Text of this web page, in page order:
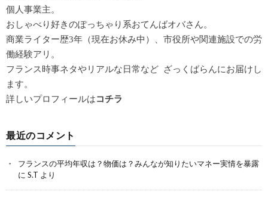
個人事業主。
おしゃべり好きのぽっちゃり系おてんばオバさん。
商業ライター歴3年（現在お休み中）、市役所や関連施設での労
働経験アリ。
フランス時事ネタやリアルな日常など ざっくばらんにお届けし
ます。
詳しいプロフィールはコチラ
最近のコメント
フランスの平均年収は？物価は？みんなが知りたいマネー実情を暴露
に S.T より